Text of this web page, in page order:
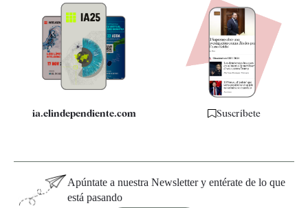
Quiénes somos
Especificaciones
ia.elindependiente.com Suscríbete
Apúntate a nuestra Newsletter y entérate de lo que
está pasando